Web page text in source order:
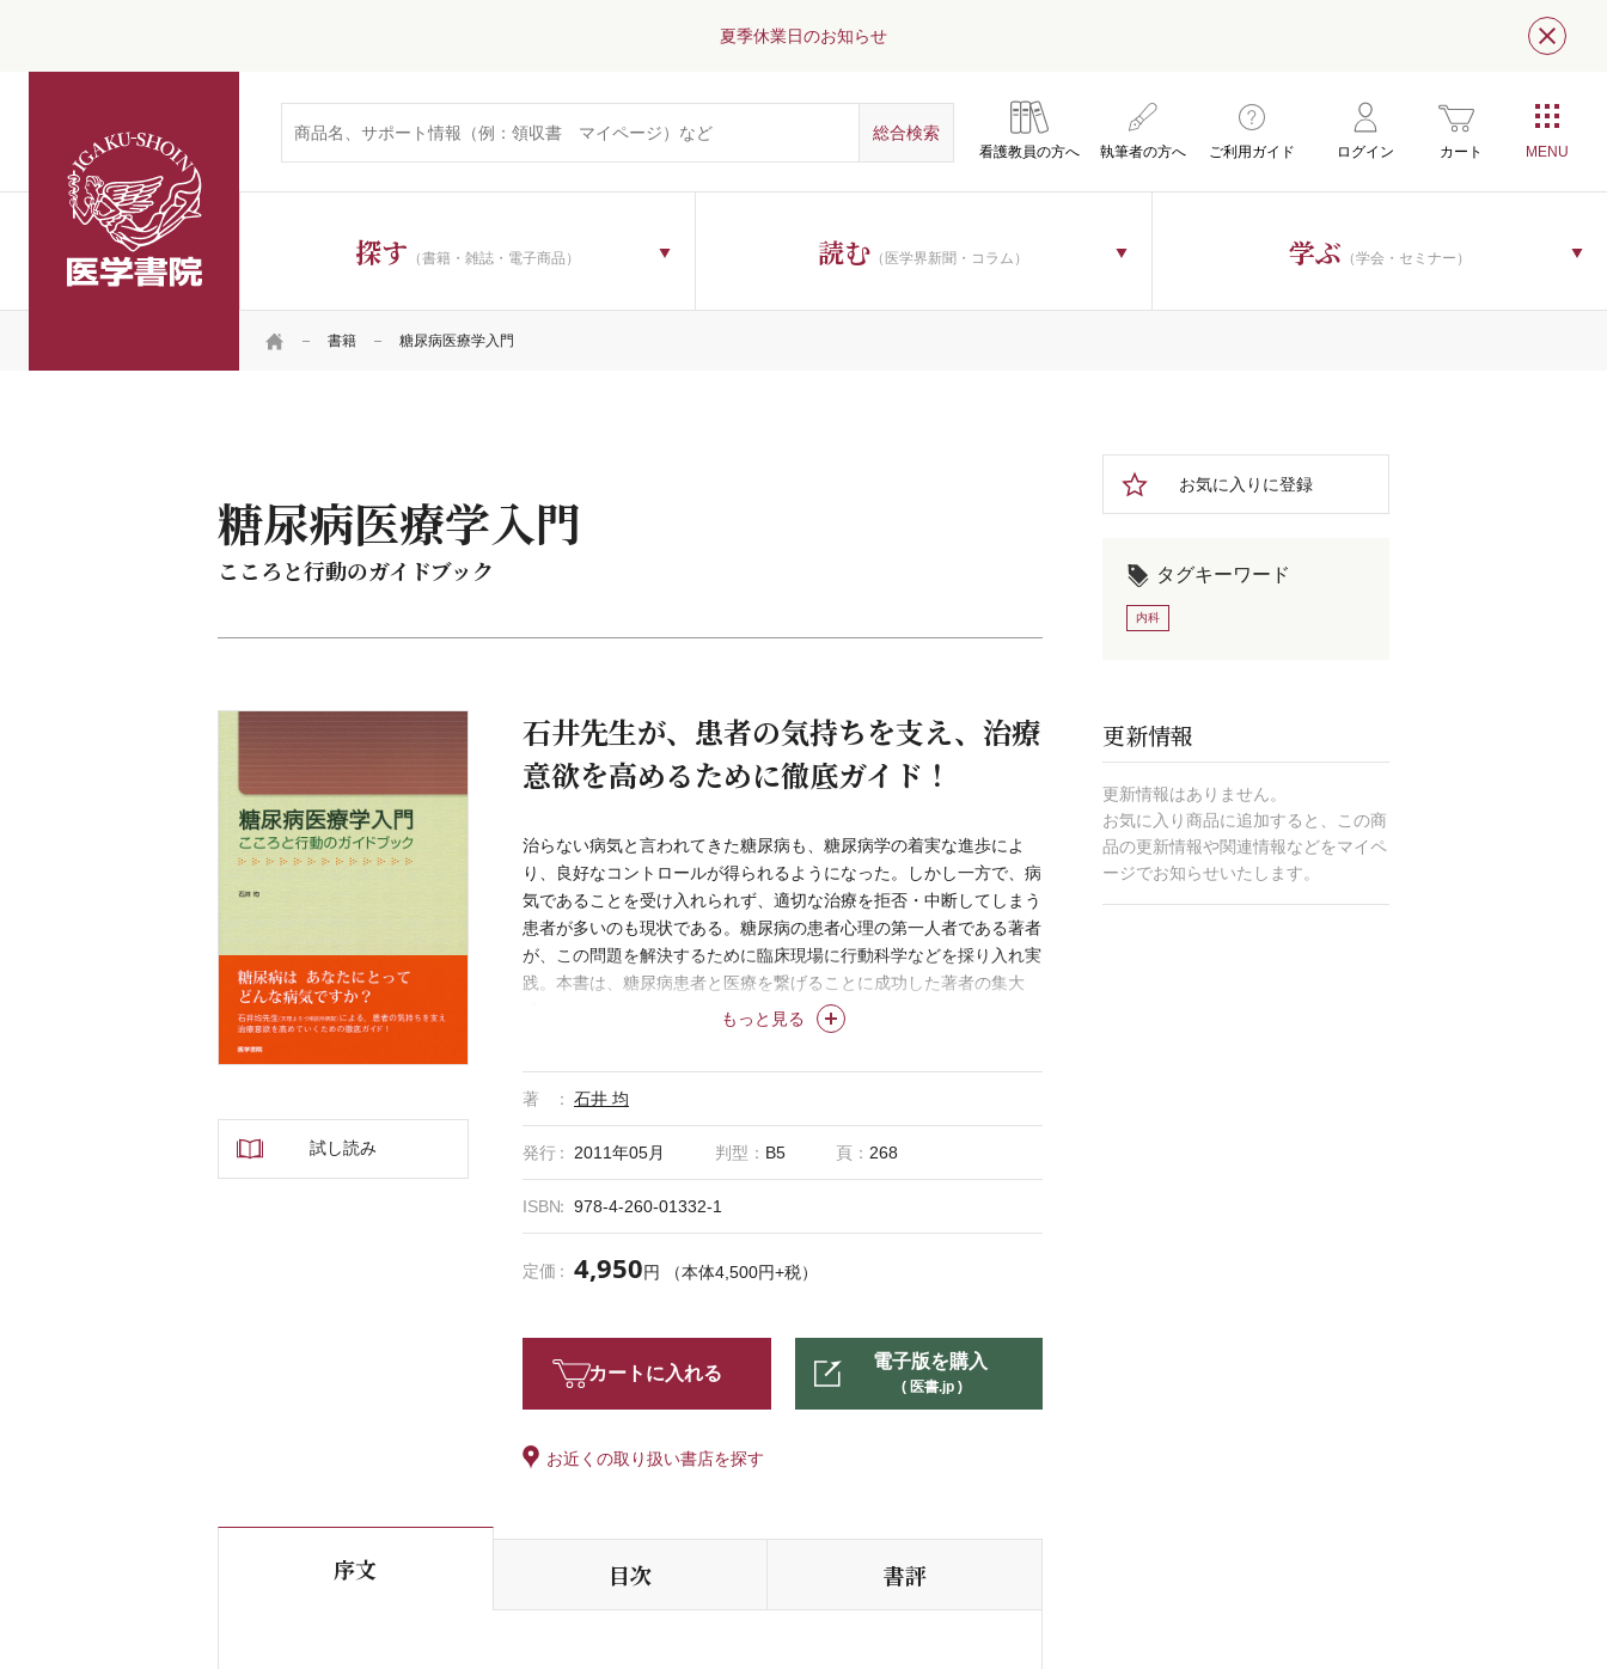
夏季休業日のお知らせ 閉じ
看護教員の方へ 執筆者の方へ ご利用ガイド ログイン カート
探す （書籍・雑誌・電子商品） 読む （医学界新聞・コラム） 学ぶ （学会・セミナー）
HOME 書籍 糖尿病医療学入門
糖尿病医療学入門
こころと行動のガイドブック
試し読み
石井先生が、患者の気持ちを支え、治療
意欲を高めるために徹底ガイド！
もっと見る
治らない病気と言われてきた糖尿病も、糖尿病学の着実な進歩によ
り、良好なコントロールが得られるようになった。しかし一方で、病
気であることを受け入れられず、適切な治療を拒否・中断してしまう
患者が多いのも現状である。糖尿病の患者心理の第一人者である著者
が、この問題を解決するために臨床現場に行動科学などを採り入れ実
践。本書は、糖尿病患者と医療を繋げることに成功した著者の集大
著 石井 均
発行 2011年05月 判型： B5 頁： 268
ISBN 978-4-260-01332-1
定価 4,950円 （本体4,500円+税）
カートに入れる
電子版を購入
( 医書.jp )
お近くの取り扱い書店を探す
序文 目次 書評
お気に入りに登録
タグキーワード
内科
更新情報
更新情報はありません。
お気に入り商品に追加すると、この商
品の更新情報や関連情報などをマイペ
ージでお知らせいたします。